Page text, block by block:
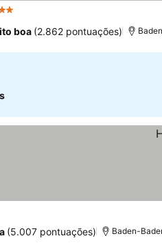
boa (2.862 pontuações)
(5.007 pontuações) Baden-